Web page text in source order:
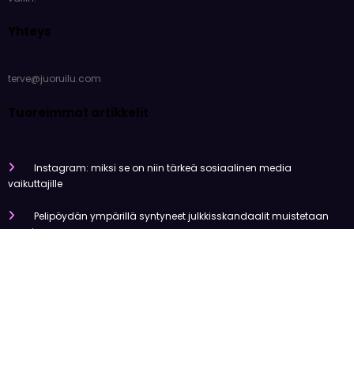
Yhteys
terve@juoruilu.com
Tuoreimmat artikkelit
Instagram: miksi se on niin tärkeä sosiaalinen media
vaikuttajille
Pelipöydän ympärillä syntyneet julkkisskandaalit muistetaan